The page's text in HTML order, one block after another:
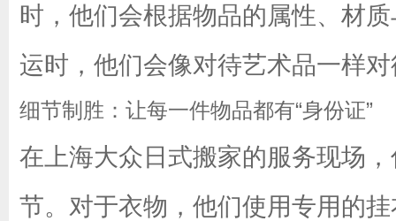
时，他们会根据物品的属性、材
运时，他们会像对待艺术品一样
细节制胜：让每一件物品都有“身份证”
在上海大众日式搬家的服务现场
节。对于衣物，他们使用专用的